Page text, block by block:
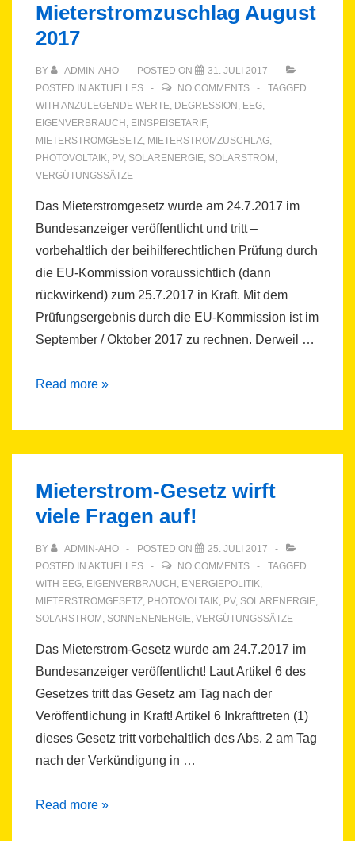
Mieterstromzuschlag August
2017
BY ADMIN-AHO POSTED ON
31. JULI 2017
POSTED IN AKTUELLES NO COMMENTS
TAGGED
WITH ANZULEGENDE WERTE, DEGRESSION , EEG,
EIGENVERBRAUCH , EINSPEISETARIF,
MIETERSTROMGESETZ, MIETERSTROMZUSCHLAG,
PHOTOVOLTAIK, PV, SOLARENERGIE, SOLARSTROM ,
VERGÜTUNGSSÄTZE
Das Mieterstromgesetz wurde am 24.7.2017 im
Bundesanzeiger veröffentlicht und tritt –
vorbehaltlich der beihilferechtlichen Prüfung durch
die EU-Kommission voraussichtlich (dann
rückwirkend) zum 25.7.2017 in Kraft. Mit dem
Prüfungsergebnis durch die EU-Kommission ist im
September / Oktober 2017 zu rechnen. Derweil …
Mieterstromzuschlag
2017
Read more »
Mieterstrom-Gesetz wirft
viele Fragen auf!
BY ADMIN-AHO POSTED ON
25. JULI 2017
POSTED IN AKTUELLES NO COMMENTS
TAGGED
WITH EEG, EIGENVERBRAUCH , ENERGIEPOLITIK,
MIETERSTROMGESETZ, PHOTOVOLTAIK, PV, SOLARENERGIE,
SOLARSTROM , SONNENENERGIE, VERGÜTUNGSSÄTZE
Das Mieterstrom-Gesetz wurde am 24.7.2017 im
Bundesanzeiger veröffentlicht! Laut Artikel 6 des
Gesetzes tritt das Gesetz am Tag nach der
Veröffentlichung in Kraft! Artikel 6 Inkrafttreten (1)
dieses Gesetz tritt vorbehaltlich des Abs. 2 am Tag
nach der Verkündigung in …
Mieterstrom-
Read more »